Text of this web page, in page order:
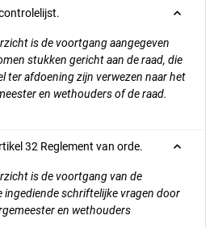
is de voortgang aangegeven
stukken gericht aan de raad, die
ter afdoening zijn verwezen naar het
en wethouders of de raad.
32 Reglement van orde.
is de voortgang van de
ingediende schriftelijke vragen door
en wethouders